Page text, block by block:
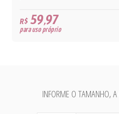
R$59,97
para uso próprio
INFORME O TAMANHO,